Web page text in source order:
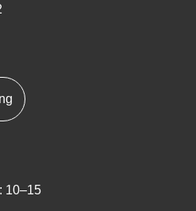
10–15